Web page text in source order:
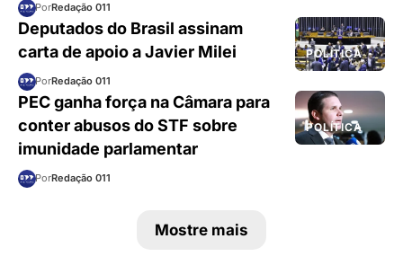
PorRedação 011
POLÍTICA
Deputados do Brasil assinam
carta de apoio a Javier Milei
PorRedação 011
POLÍTICA
PEC ganha força na Câmara para
conter abusos do STF sobre
imunidade parlamentar
PorRedação 011
Mostre mais